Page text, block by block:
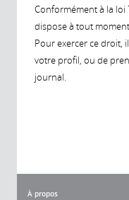
Conformément à la loi
dispose à tout
Pour exercer ce droit,
votre profil, ou de
journal.
À propos